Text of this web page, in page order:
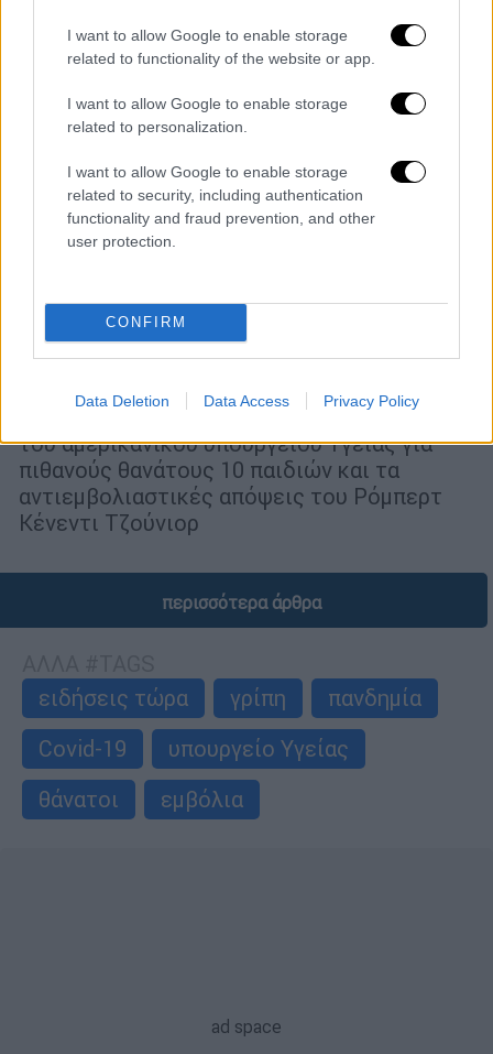
I want to allow Google to enable storage
related to functionality of the website or app.
I want to allow Google to enable storage
related to personalization.
I want to allow Google to enable storage
related to security, including authentication
functionality and fraud prevention, and other
user protection.
CONFIRM
Data Deletion Data Access Privacy Policy
Η κυβέρνηση Τραμπ ξεκίνησε έρευνα για
πιθανούς θανάτους από τα εμβόλια κατά
Αφορμές μια διαρροή εσωτερικού εγγράφου
του αμερικανικού υπουργείου Υγείας για
πιθανούς θανάτους 10 παιδιών και τα
αντιεμβολιαστικές απόψεις του Ρόμπερτ
Κένεντι Τζούνιορ
περισσότερα άρθρα
ειδήσεις τώρα
γρίπη
πανδημία
Covid-19
υπουργείο Υγείας
θάνατοι
εμβόλια